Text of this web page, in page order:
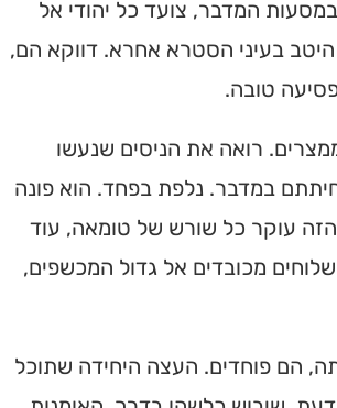
המדבר, צועד כל יהודי אל
בעיני הסטרא אחרא. דווקא הם,
טובה.
רואה את הניסים שנעשו
חיתתם במדבר. נלפת בפחד. הוא פונה
הזה עוקר כל שורש של טומאה, עוד
מכובדים אל גדול המכשפים,
הם פוחדים. העצה היחידה שתוכל